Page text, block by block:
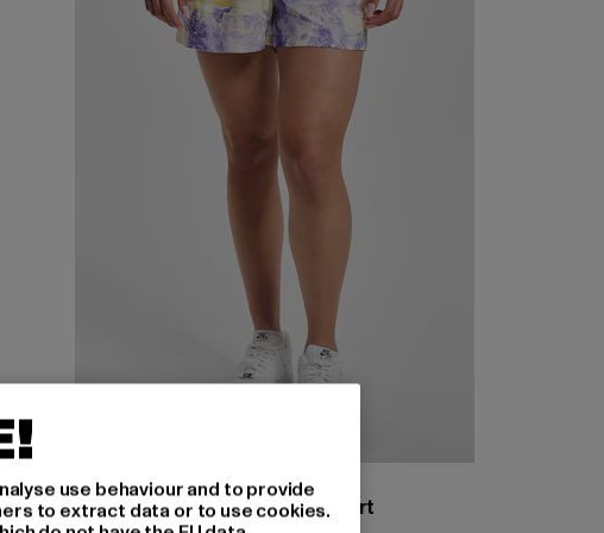
KARL KANI
Small Signature Paisley Resort
use behaviour and to provide
to extract data or to use cookies.